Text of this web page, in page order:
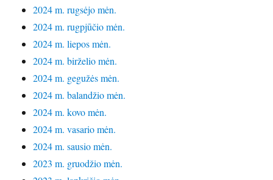
2024 m. rugsėjo mėn.
2024 m. rugpjūčio mėn.
2024 m. liepos mėn.
2024 m. birželio mėn.
2024 m. gegužės mėn.
2024 m. balandžio mėn.
2024 m. kovo mėn.
2024 m. vasario mėn.
2024 m. sausio mėn.
2023 m. gruodžio mėn.